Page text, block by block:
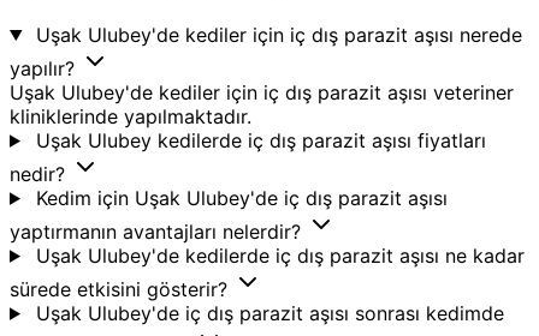
Uşak Ulubey'de kediler için iç dış parazit aşısı nerede
yapılır?
Uşak Ulubey'de kediler için iç dış parazit aşısı veteriner
kliniklerinde yapılmaktadır.
Uşak Ulubey kedilerde iç dış parazit aşısı fiyatları
nedir?
Kedim için Uşak Ulubey'de iç dış parazit aşısı
yaptırmanın avantajları nelerdir?
Uşak Ulubey'de kedilerde iç dış parazit aşısı ne kadar
sürede etkisini gösterir?
Uşak Ulubey'de iç dış parazit aşısı sonrası kedimde